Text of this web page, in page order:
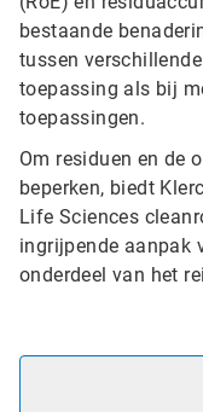
bestaande
tussen
toepassing als bij
toepassingen.
Om residuen en de
beperken, biedt
Life Sciences
ingrijpende aanpak
onderdeel van het